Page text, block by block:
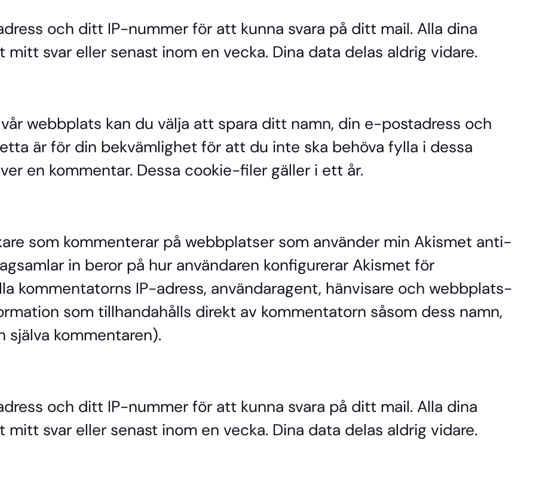
och ditt IP-nummer för att kunna svara på ditt mail. Alla dina
svar eller senast inom en vecka. Dina data delas aldrig vidare.
webbplats kan du välja att spara ditt namn, din e-postadress och
är för din bekvämlighet för att du inte ska behöva fylla i dessa
en kommentar. Dessa cookie-filer gäller i ett år.
som kommenterar på webbplatser som använder min Akismet anti-
in beror på hur användaren konfigurerar Akismet för
kommentatorns IP-adress, användaragent, hänvisare och webbplats-
som tillhandahålls direkt av kommentatorn såsom dess namn,
själva kommentaren).
och ditt IP-nummer för att kunna svara på ditt mail. Alla dina
svar eller senast inom en vecka. Dina data delas aldrig vidare.